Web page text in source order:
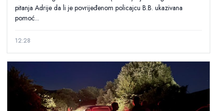
pitanja Adrije da li je povrijeđenom policajcu B.B. ukazivana
pomoć...
12:28